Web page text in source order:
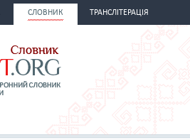
СЛОВНИК ТРАНСЛІТЕРАЦІЯ